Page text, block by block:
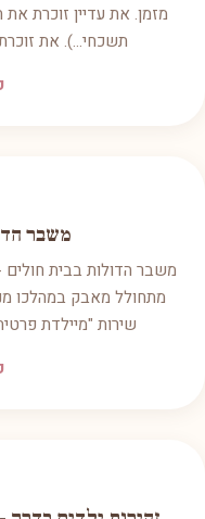
מזמן. את עדיין זוכרת
תשכחי...). את
משבר
מתחולל מאבק במהלכו
שירות "מיילדת